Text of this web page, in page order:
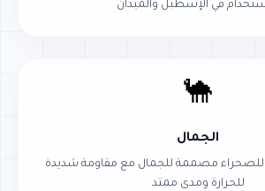
في الإسطبل والميدان
🐪
الجمال
للصحراء مصممة للجمال مع مقاومة شديدة
للحرارة ومدى ممتد